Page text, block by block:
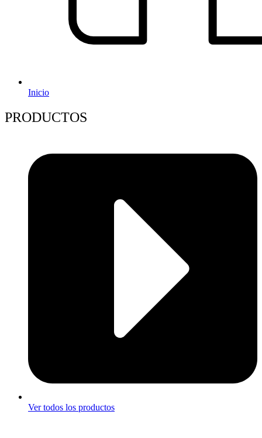
Inicio
PRODUCTOS
Ver todos los productos